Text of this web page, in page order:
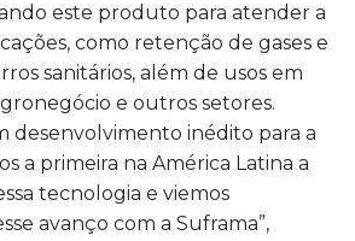
este produto para atender a
como retenção de gases e
sanitários, além de usos em
e outros setores.
desenvolvimento inédito para a
a primeira na América Latina a
tecnologia e viemos
avanço com a Suframa”,